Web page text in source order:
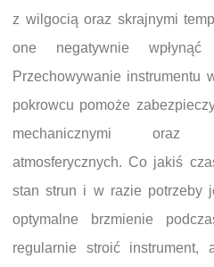
z wilgocią oraz skrajnymi
one negatywnie
Przechowywanie instrumentu
pokrowcu pomoże
mechanicznymi oraz
atmosferycznych. Co jakiś
stan strun i w razie potrzeby
optymalne brzmienie
regularnie stroić instrument,